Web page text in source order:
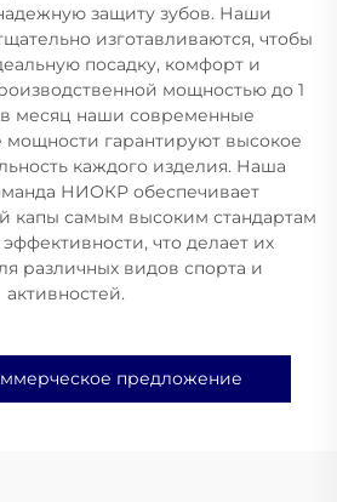
защиту зубов. Наши
изготавливаются, чтобы
посадку, комфорт и
мощностью до 1
месяц наши современные
мощности гарантируют высокое
каждого изделия. Наша
НИОКР обеспечивает
капы самым высоким стандартам
что делает их
различных видов спорта и
активностей.
предложение